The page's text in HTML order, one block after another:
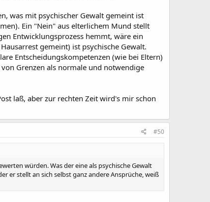
was mit psychischer Gewalt gemeint ist
Ein "Nein" aus elterlichem Mund stellt
Entwicklungsprozess hemmt, wäre ein
gemeint) ist psychische Gewalt.
Entscheidungskompetenzen (wie bei Eltern)
Grenzen als normale und notwendige
laß, aber zur rechten Zeit wird's mir schon
#50
würden. Was der eine als psychische Gewalt
er stellt an sich selbst ganz andere Ansprüche, weiß